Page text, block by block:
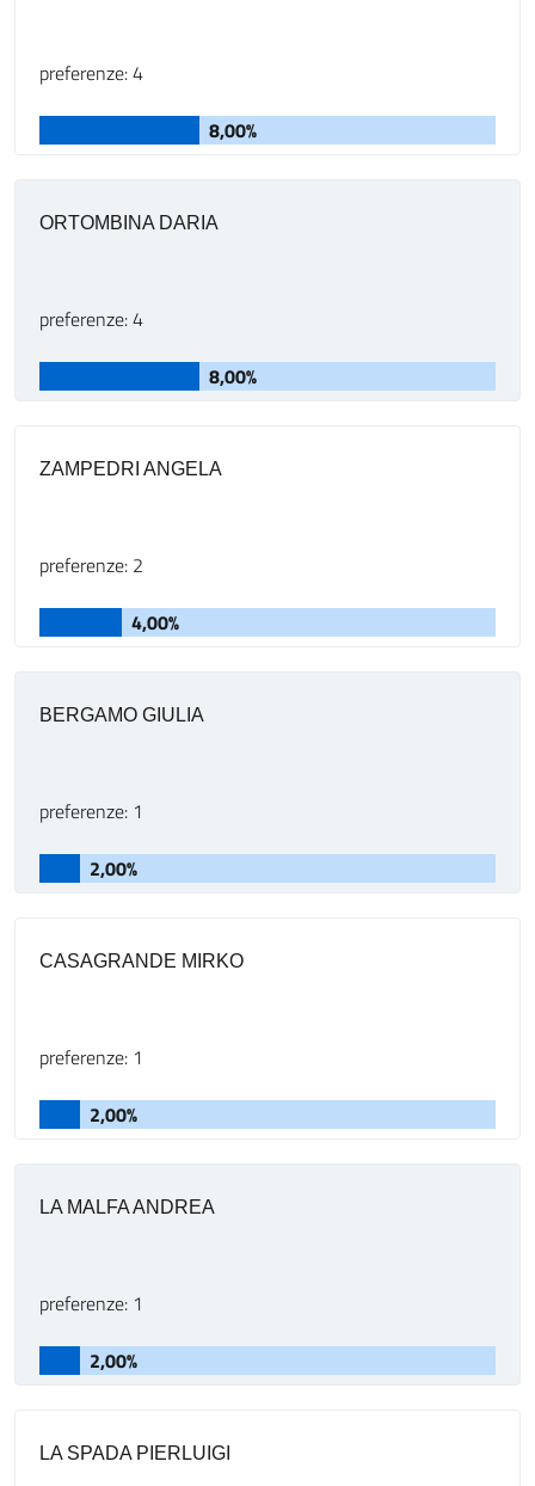
preferenze: 4
8,00%
ORTOMBINA DARIA
preferenze: 4
8,00%
ZAMPEDRI ANGELA
preferenze: 2
4,00%
BERGAMO GIULIA
preferenze: 1
2,00%
CASAGRANDE MIRKO
preferenze: 1
2,00%
LA MALFA ANDREA
preferenze: 1
2,00%
LA SPADA PIERLUIGI